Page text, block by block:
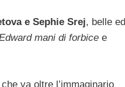
e Sephie Srej, belle ed
mani di forbice e
va oltre l’immaginario